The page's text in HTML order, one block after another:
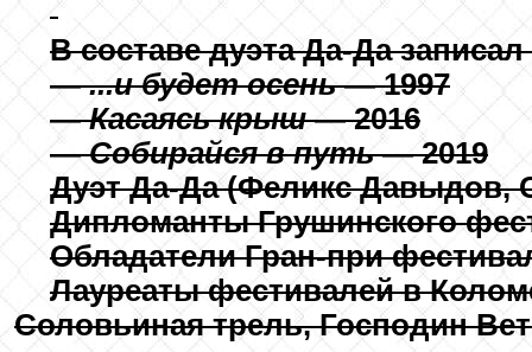
В составе дуэта Да-Да
—...и будет осень— 1997
—Касаясь крыш— 2016
—Собирайся в путь— 2019
Дуэт Да-Да(Феликс Давыдов,
Дипломанты Грушинского
Обладатели Гран-при
Лауреаты фестивалей в
Соловьиная трель, Господин